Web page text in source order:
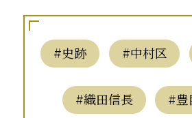
#史跡 #中村区
#織田信長 #豊